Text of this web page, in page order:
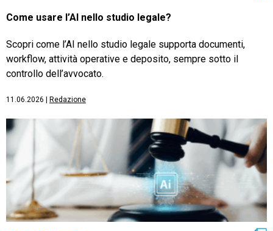
Come usare l’AI nello studio legale?
Scopri come l’AI nello studio legale supporta documenti,
workflow, attività operative e deposito, sempre sotto il
controllo dell’avvocato.
11.06.2026 Redazione